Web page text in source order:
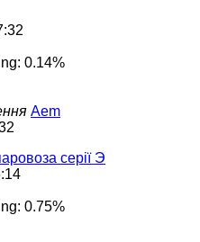
0.14%
Aem
серії Э
0.75%